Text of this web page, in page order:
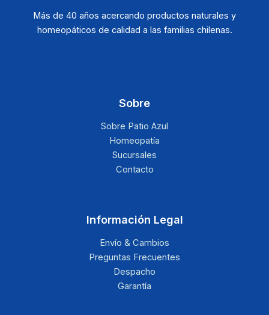
Más de 40 años acercando productos naturales y
homeopáticos de calidad a las familias chilenas.
Sobre
Sobre Patio Azul
Homeopatía
Sucursales
Contacto
Información Legal
Envío & Cambios
Preguntas Frecuentes
Despacho
Garantía